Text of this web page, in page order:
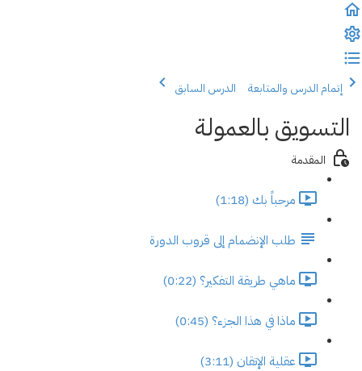
إتمام الدرس والمتابعة الدرس السابق
التسويق بالعمولة
المقدمة
مرحباً بك (1:18)
طلب الإنضمام إلى قروب الدورة
ماهي طريقة التفكير؟ (0:22)
ماذا في هذا الجزء؟ (0:45)
عقلية الإتقان (3:11)